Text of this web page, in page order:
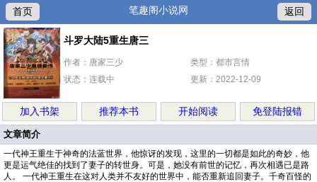
首页 笔趣阁小说网 返回
斗罗大陆5重生唐三
作者：唐家三少
类型：都市言情
状态：连载中
更新：2022-12-09
加入书架 推荐本书 开始阅读 免登陆报错
文章简介
一代神王重生于神奇的法蓝世界，他惊讶的发现，这里的一切都是如此的奇妙，他
更是运气绝佳的找到了妻子的转世身。可是，她没有前世的记忆，再次相遇已是路
人。 一代神王重生在这对人类并不友好的世界中，能否重新追回妻子。千奇百怪的